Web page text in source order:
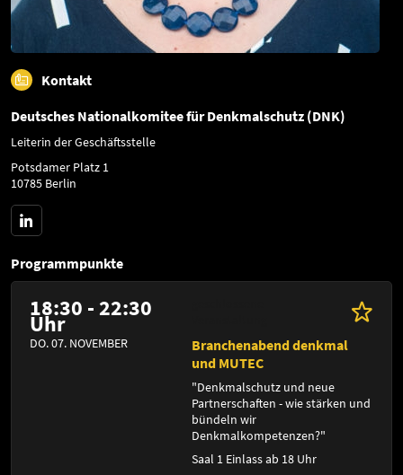
Kontakt
Deutsches Nationalkomitee für Denkmalschutz (DNK)
Leiterin der Geschäftsstelle
Potsdamer Platz 1
10785 Berlin
Programmpunkte
18:30 - 22:30
Uhr
DO. 07. NOVEMBER
Branchenabend denkmal
und MUTEC
"Denkmalschutz und neue
Partnerschaften - wie stärken und
bündeln wir
Denkmalkompetenzen?"
Saal 1 Einlass ab 18 Uhr